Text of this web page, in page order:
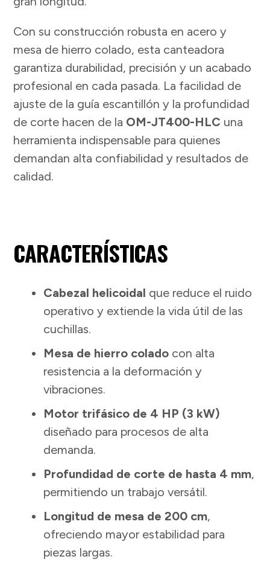
Con su construcción robusta en acero y
mesa de hierro colado, esta canteadora
garantiza durabilidad, precisión y un acabado
profesional en cada pasada. La facilidad de
ajuste de la guía escantillón y la profundidad
de corte hacen de la OM-JT400-HLC una
herramienta indispensable para quienes
demandan alta confiabilidad y resultados de
calidad.
CARACTERÍSTICAS
Cabezal helicoidal que reduce el ruido
operativo y extiende la vida útil de las
cuchillas.
Mesa de hierro colado con alta
resistencia a la deformación y
vibraciones.
Motor trifásico de 4 HP (3 kW)
diseñado para procesos de alta
demanda.
Profundidad de corte de hasta 4 mm,
permitiendo un trabajo versátil.
Longitud de mesa de 200 cm,
ofreciendo mayor estabilidad para
piezas largas.